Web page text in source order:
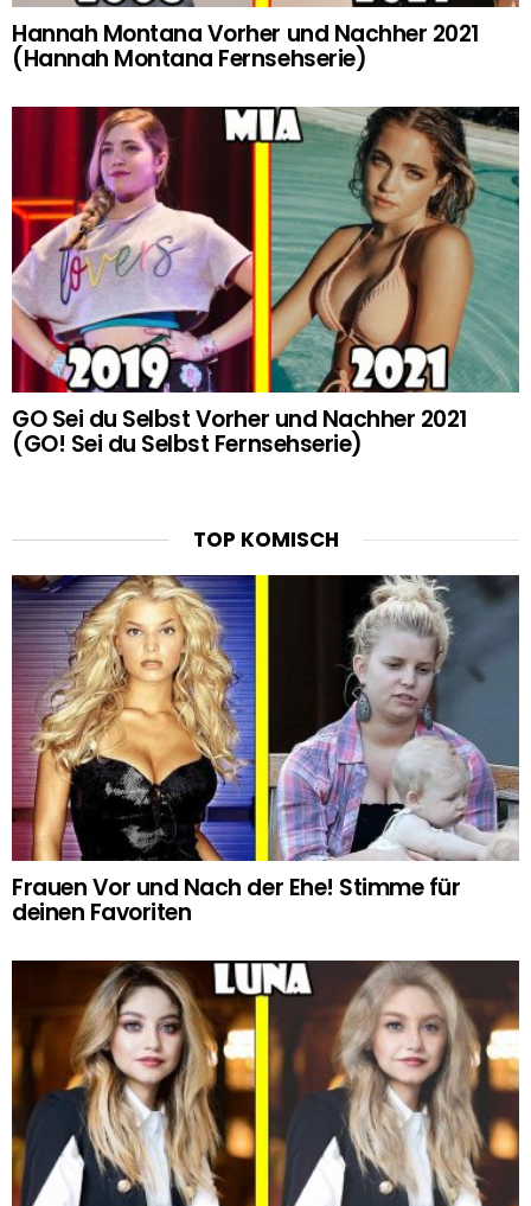
Hannah Montana Vorher und Nachher 2021
(Hannah Montana Fernsehserie)
GO Sei du Selbst Vorher und Nachher 2021
(GO! Sei du Selbst Fernsehserie)
TOP KOMISCH
Frauen Vor und Nach der Ehe! Stimme für
deinen Favoriten